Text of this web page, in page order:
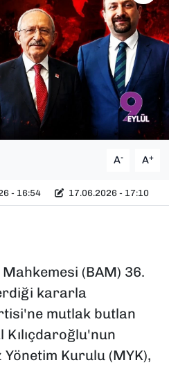
A- A+
- 16:54 17.06.2026 - 17:10
(BAM) 36.
kararla
mutlak butlan
Kurulu (MYK),